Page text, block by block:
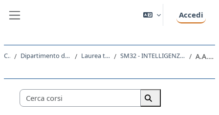
Accedi
Corsi Dipartimento di Matematica e Geoscienze Laurea triennale (DM270) SM32 - INTELLIGENZA ARTIFICIALE E DATA ANALYTICS A.A. 2023 - 2024
Categorie di corso
Cerca corsi
Cerca corsi